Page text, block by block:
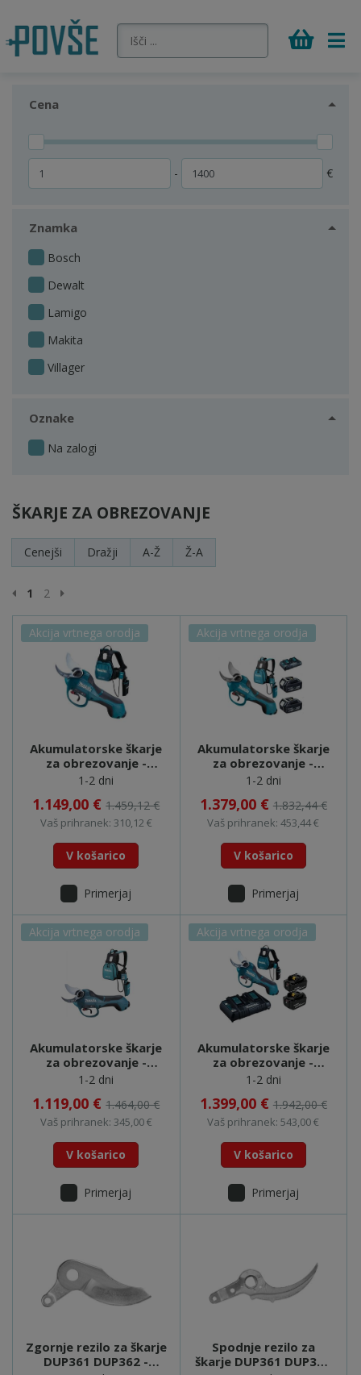
Cena
- €
Znamka
Bosch
Dewalt
Lamigo
Makita
Villager
Oznake
Na zalogi
ŠKARJE ZA OBREZOVANJE
Cenejši Dražji A-Ž Ž-A
Prejšnja stran
1 2 Naslednja stran
Akumulatorske škarje
za obrezovanje -
DUP361Z
1-2 dni
1.149,00 €1.459,12 €
Vaš prihranek: 310,12 €
V košarico
Primerjaj
Akcija vrtnega orodja
Akumulatorske škarje
za obrezovanje -
DUP361PT2
1-2 dni
1.379,00 € 1.832,44 €
Vaš prihranek: 453,44 €
V košarico
Primerjaj
Akcija vrtnega orodja
Akumulatorske škarje
za obrezovanje -
DUP362Z
1-2 dni
1.119,00 €1.464,00 €
Vaš prihranek: 345,00 €
V košarico
Primerjaj
Akcija vrtnega orodja
Akumulatorske škarje
za obrezovanje -
DUP362PT2
1-2 dni
1.399,00 € 1.942,00 €
Vaš prihranek: 543,00 €
V košarico
Primerjaj
Akcija vrtnega orodja
Zgornje rezilo za škarje
DUP361 DUP362 -
Spodnje rezilo za
škarje DUP361 DUP362